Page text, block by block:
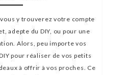
y trouverez votre compte
adepte du DIY, ou pour une
Alors, peu importe vos
pour réaliser de vos petits
à offrir à vos proches. Ce